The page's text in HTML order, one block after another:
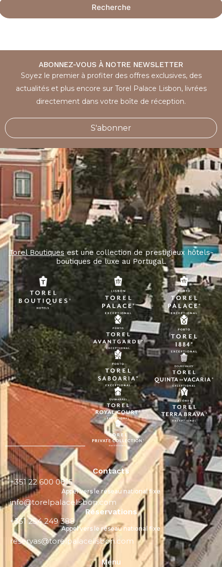
Recherche
ABONNEZ-VOUS À NOTRE NEWSLETTER
Soyez le premier à profiter des offres exclusives, des
actualités et plus encore sur Torel Palace Lisbon, livrées
directement dans votre boîte de réception.
S'abonner
Torel Boutiques est une collection de prestigieux hôtels-
boutiques de luxe au Portugal.
Contacts
+351 22 600 0815
Appel vers le réseau national fixe
info@torelpalacelisbon.com
Réservations
+351 254 249 388
Appel vers le réseau national fixe
reservas@torelpalacelisbon.com
Menu